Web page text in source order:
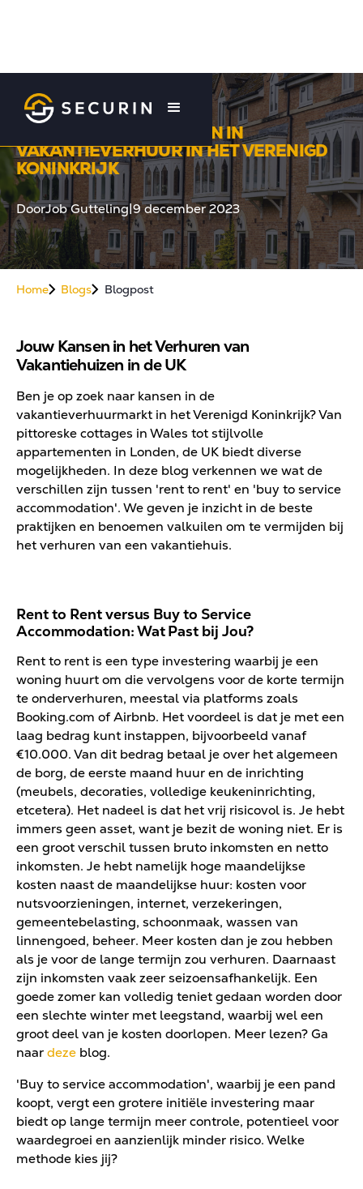
SUCCESVOL INVESTEREN IN
VAKANTIEVERHUUR IN HET VERENIGD
KONINKRIJK
DoorJob Gutteling|9 december 2023
Home Blogs Blogpost
Jouw Kansen in het Verhuren van
Vakantiehuizen in de UK
Ben je op zoek naar kansen in de
vakantieverhuurmarkt in het Verenigd Koninkrijk? Van
pittoreske cottages in Wales tot stijlvolle
appartementen in Londen, de UK biedt diverse
mogelijkheden. In deze blog verkennen we wat de
verschillen zijn tussen 'rent to rent' en 'buy to service
accommodation'. We geven je inzicht in de beste
praktijken en benoemen valkuilen om te vermijden bij
het verhuren van een vakantiehuis.
Rent to Rent versus Buy to Service
Accommodation: Wat Past bij Jou?
Rent to rent is een type investering waarbij je een
woning huurt om die vervolgens voor de korte termijn
te onderverhuren, meestal via platforms zoals
Booking.com of Airbnb. Het voordeel is dat je met een
laag bedrag kunt instappen, bijvoorbeeld vanaf
€10.000. Van dit bedrag betaal je over het algemeen
de borg, de eerste maand huur en de inrichting
(meubels, decoraties, volledige keukeninrichting,
etcetera). Het nadeel is dat het vrij risicovol is. Je hebt
immers geen asset, want je bezit de woning niet. Er is
een groot verschil tussen bruto inkomsten en netto
inkomsten. Je hebt namelijk hoge maandelijkse
kosten naast de maandelijkse huur: kosten voor
nutsvoorzieningen, internet, verzekeringen,
gemeentebelasting, schoonmaak, wassen van
linnengoed, beheer. Meer kosten dan je zou hebben
als je voor de lange termijn zou verhuren. Daarnaast
zijn inkomsten vaak zeer seizoensafhankelijk. Een
goede zomer kan volledig teniet gedaan worden door
een slechte winter met leegstand, waarbij wel een
groot deel van je kosten doorlopen. Meer lezen? Ga
naardezeblog.
'Buy to service accommodation', waarbij je een pand
koopt, vergt een grotere initiële investering maar
biedt op lange termijn meer controle, potentieel voor
waardegroei en aanzienlijk minder risico. Welke
methode kies jij?